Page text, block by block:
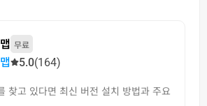
무료
5.0(164)
찾고 있다면 최신 버전 설치 방법과 주요